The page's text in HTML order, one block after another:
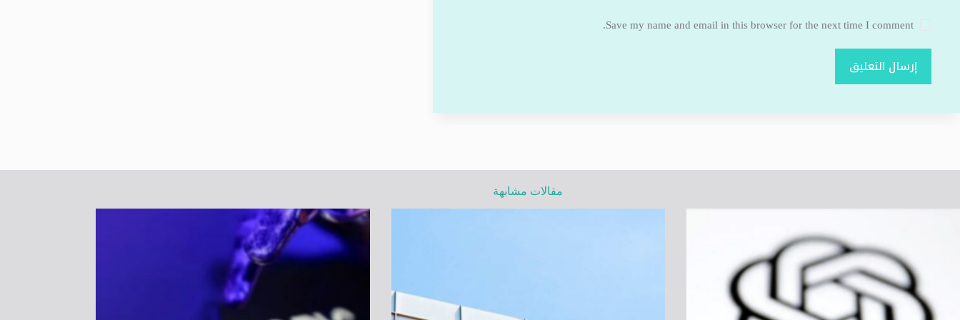
Save my name and email in this browser for the next time I comment.
إرسال التعليق
مقالات مشابهة